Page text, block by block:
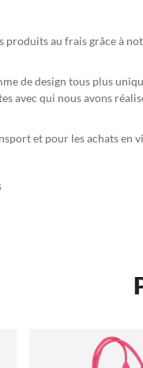
produits au frais grâce à
de design tous plus
avec qui nous avons
et pour les achats en